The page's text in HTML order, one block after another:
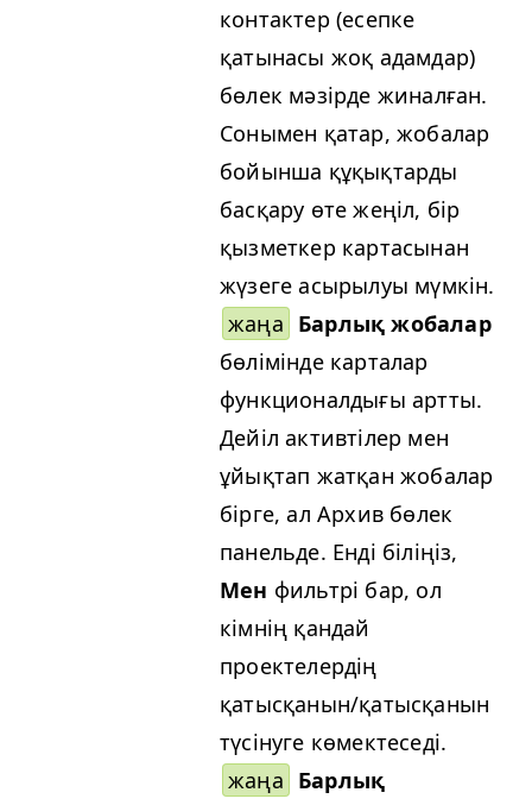
контактер (есепке
қатынасы жоқ адамдар)
бөлек мәзірде жиналған.
Сонымен қатар, жобалар
бойынша құқықтарды
басқару өте жеңіл, бір
қызметкер картасынан
жүзеге асырылуы мүмкін.
жаңа Барлық жобалар
бөлімінде карталар
функционалдығы артты.
Дейіл активтілер мен
ұйықтап жатқан жобалар
бірге, ал Архив бөлек
панельде. Енді біліңіз,
Мен фильтрі бар, ол
кімнің қандай
проектелердің
қатысқанын/қатысқанын
түсінуге көмектеседі.
жаңа Барлық